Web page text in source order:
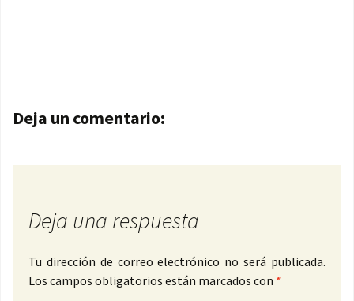
Navegación de entradas
Deja un comentario:
Deja una respuesta
Tu dirección de correo electrónico no será publicada.
Los campos obligatorios están marcados con *